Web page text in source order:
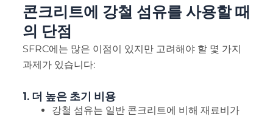
콘크리트에 강철 섬유를 사용할 때
의 단점
SFRC에는 많은 이점이 있지만 고려해야 할 몇 가지
과제가 있습니다:
1. 더 높은 초기 비용
강철 섬유는 일반 콘크리트에 비해 재료비가